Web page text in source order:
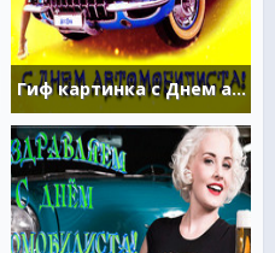
Гиф картинка с Днем автомобилиста